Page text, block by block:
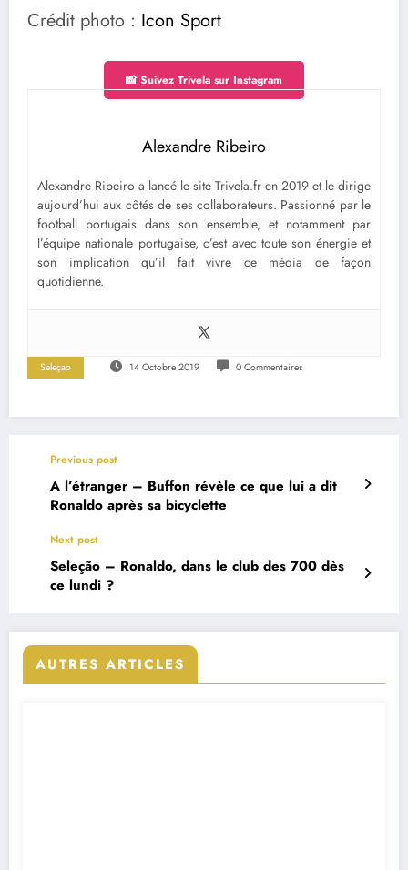
Crédit photo : Icon Sport
📸 Suivez Trivela sur Instagram
Alexandre Ribeiro
Alexandre Ribeiro a lancé le site Trivela.fr en 2019 et le dirige
aujourd’hui aux côtés de ses collaborateurs. Passionné par le
football portugais dans son ensemble, et notamment par
l’équipe nationale portugaise, c’est avec toute son énergie et
son implication qu’il fait vivre ce média de façon
quotidienne.
Seleçao 14 Octobre 2019 0 Commentaires
Previous post
A l’étranger – Buffon révèle ce que lui a dit
Ronaldo après sa bicyclette
Next post
Seleção – Ronaldo, dans le club des 700 dès
ce lundi ?
AUTRES ARTICLES